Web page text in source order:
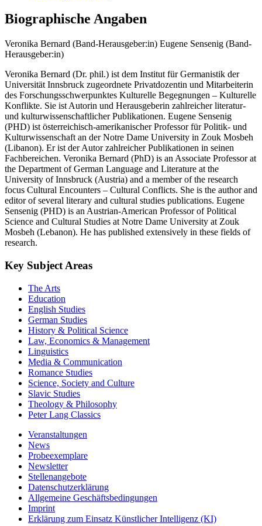
Biographische Angaben
Veronika Bernard (Band-Herausgeber:in) Eugene Sensenig (Band-
Herausgeber:in)
Veronika Bernard (Dr. phil.) ist dem Institut für Germanistik der
Universität Innsbruck zugeordnete Privatdozentin und Mitarbeiterin
des Forschungsschwerpunktes Kulturelle Begegnungen – Kulturelle
Konflikte. Sie ist Autorin und Herausgeberin zahlreicher literatur-
und kulturwissenschaftlicher Publikationen. Eugene Sensenig
(PHD) ist österreichisch-amerikanischer Professor für Politik- und
Kulturwissenschaft an der Notre Dame University in Zouk Mosbeh
(Libanon). Er ist der Autor zahlreicher Publikationen in seinen
Fachbereichen. Veronika Bernard (PhD) is an Associate Professor at
the Department of German Language and Literature at the
University of Innsbruck (Austria) and a member of the research
focus Cultural Encounters – Cultural Conflicts. She is the author and
editor of several literary and cultural studies publications. Eugene
Sensenig (PHD) is an Austrian-American Professor of Political
Science and Cultural Studies at Notre Dame University at Zouk
Mosbeh (Lebanon). He has published extensively in these fields of
research.
Key Subject Areas
The Arts
Education
English Studies
German Studies
History & Political Science
Law, Economics & Management
Linguistics
Media & Communication
Romance Studies
Science, Society and Culture
Slavic Studies
Theology & Philosophy
Peter Lang Classics
Veranstaltungen
News
Probeexemplare
Newsletter
Stellenangebote
Datenschutzerklärung
Allgemeine Geschäftsbedingungen
Imprint
Erklärung zum Einsatz Künstlicher Intelligenz (KI)